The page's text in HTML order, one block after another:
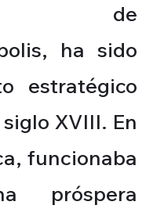
de
ha sido
estratégico
XVIII. En
funcionaba
próspera